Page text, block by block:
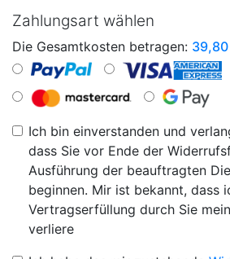
Zahlungsart wählen
Die Gesamtkosten betragen: 39,80
Ich bin einverstanden und
dass Sie vor Ende der
Ausführung der beauftragten
beginnen. Mir ist bekannt, dass
Vertragserfüllung durch Sie
verliere